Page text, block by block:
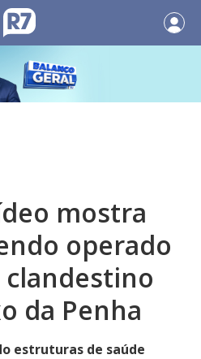
mostra
operado
da Penha
estruturas de saúde